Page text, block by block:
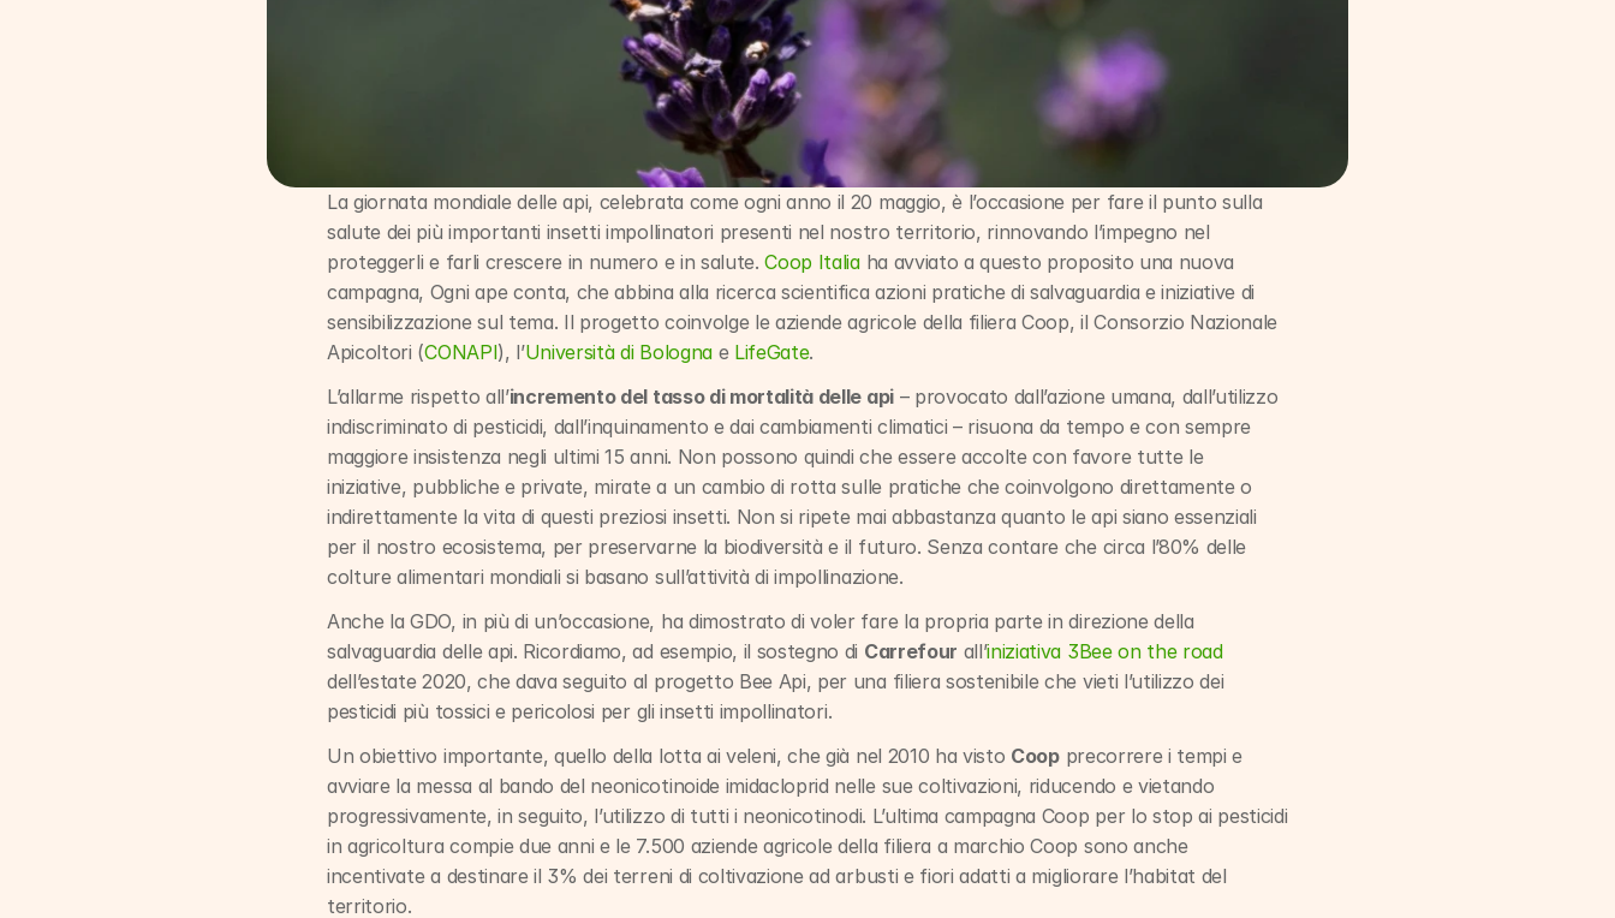
La giornata mondiale delle api, celebrata come ogni anno il 20 maggio, è l’occasione per fare il punto sulla
salute dei più importanti insetti impollinatori presenti nel nostro territorio, rinnovando l’impegno nel
proteggerli e farli crescere in numero e in salute. Coop Italia ha avviato a questo proposito una nuova
campagna, Ogni ape conta, che abbina alla ricerca scientifica azioni pratiche di salvaguardia e iniziative di
sensibilizzazione sul tema. Il progetto coinvolge le aziende agricole della filiera Coop, il Consorzio Nazionale
Apicoltori (CONAPI), l’Università di Bologna e LifeGate.
L’allarme rispetto all’incremento del tasso di mortalità delle api – provocato dall’azione umana, dall’utilizzo
indiscriminato di pesticidi, dall’inquinamento e dai cambiamenti climatici – risuona da tempo e con sempre
maggiore insistenza negli ultimi 15 anni. Non possono quindi che essere accolte con favore tutte le
iniziative, pubbliche e private, mirate a un cambio di rotta sulle pratiche che coinvolgono direttamente o
indirettamente la vita di questi preziosi insetti. Non si ripete mai abbastanza quanto le api siano essenziali
per il nostro ecosistema, per preservarne la biodiversità e il futuro. Senza contare che circa l’80% delle
colture alimentari mondiali si basano sull’attività di impollinazione.
Anche la GDO, in più di un’occasione, ha dimostrato di voler fare la propria parte in direzione della
salvaguardia delle api. Ricordiamo, ad esempio, il sostegno di Carrefour all’iniziativa 3Bee on the road
dell’estate 2020, che dava seguito al progetto Bee Api, per una filiera sostenibile che vieti l’utilizzo dei
pesticidi più tossici e pericolosi per gli insetti impollinatori.
Un obiettivo importante, quello della lotta ai veleni, che già nel 2010 ha visto Coop precorrere i tempi e
avviare la messa al bando del neonicotinoide imidacloprid nelle sue coltivazioni, riducendo e vietando
progressivamente, in seguito, l’utilizzo di tutti i neonicotinodi. L’ultima campagna Coop per lo stop ai pesticidi
in agricoltura compie due anni e le 7.500 aziende agricole della filiera a marchio Coop sono anche
incentivate a destinare il 3% dei terreni di coltivazione ad arbusti e fiori adatti a migliorare l’habitat del
territorio.